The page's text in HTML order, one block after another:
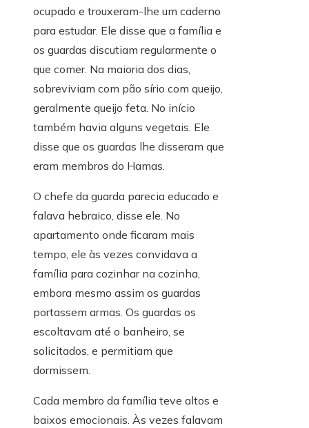
ocupado e trouxeram-lhe um caderno
para estudar. Ele disse que a família e
os guardas discutiam regularmente o
que comer. Na maioria dos dias,
sobreviviam com pão sírio com queijo,
geralmente queijo feta. No início
também havia alguns vegetais. Ele
disse que os guardas lhe disseram que
eram membros do Hamas.
O chefe da guarda parecia educado e
falava hebraico, disse ele. No
apartamento onde ficaram mais
tempo, ele às vezes convidava a
família para cozinhar na cozinha,
embora mesmo assim os guardas
portassem armas. Os guardas os
escoltavam até o banheiro, se
solicitados, e permitiam que
dormissem.
Cada membro da família teve altos e
baixos emocionais. Às vezes falavam